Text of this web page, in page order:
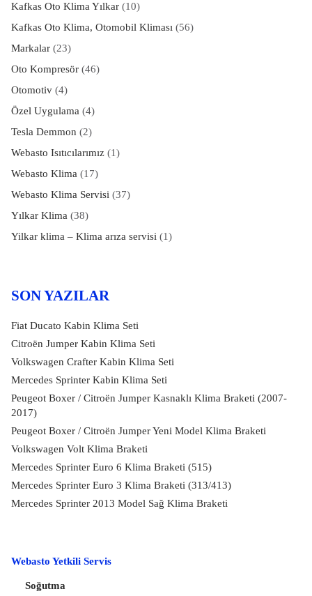
Kafkas Oto Klima Yılkar(10)
Kafkas Oto Klima, Otomobil Kliması(56)
Markalar(23)
Oto Kompresör(46)
Otomotiv(4)
Özel Uygulama(4)
Tesla Demmon (2)
Webasto Isıtıcılarımız(1)
Webasto Klima(17)
Webasto Klima Servisi(37)
Yılkar Klima(38)
Yilkar klima – Klima arıza servisi(1)
SON YAZILAR
Fiat Ducato Kabin Klima Seti
Citroën Jumper Kabin Klima Seti
Volkswagen Crafter Kabin Klima Seti
Mercedes Sprinter Kabin Klima Seti
Peugeot Boxer / Citroën Jumper Kasnaklı Klima Braketi (2007-
2017)
Peugeot Boxer / Citroën Jumper Yeni Model Klima Braketi
Volkswagen Volt Klima Braketi
Mercedes Sprinter Euro 6 Klima Braketi (515)
Mercedes Sprinter Euro 3 Klima Braketi (313/413)
Mercedes Sprinter 2013 Model Sağ Klima Braketi
Webasto Yetkili Servis
Soğutma